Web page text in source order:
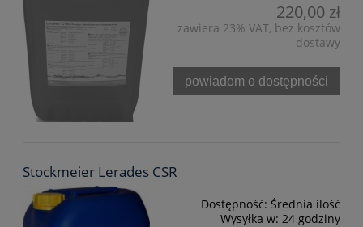
220,00 zł
zawiera 23% VAT, bez kosztów
dostawy
powiadom o dostępności
Stockmeier Lerades CSR
Dostępność: Średnia ilość
Wysyłka w: 24 godziny